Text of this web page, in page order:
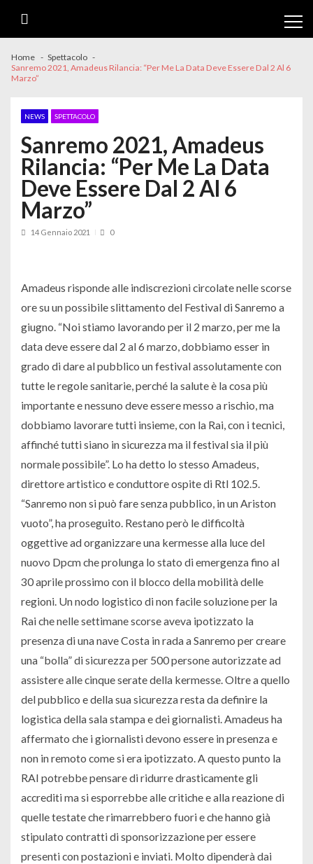
Home
Spettacolo
Sanremo 2021, Amadeus Rilancia: “Per Me La Data Deve Essere Dal 2 Al 6
Marzo”
NEWS SPETTACOLO
Sanremo 2021, Amadeus
Rilancia: “Per Me La Data
Deve Essere Dal 2 Al 6
Marzo”
14 Gennaio 2021 0
Amadeus risponde alle indiscrezioni circolate nelle scorse
ore su un possibile slittamento del Festival di Sanremo a
giugno. “Noi stiamo lavorando per il 2 marzo, per me la
data deve essere dal 2 al 6 marzo, dobbiamo esser in
grado di dare al pubblico un festival assolutamente con
tutte le regole sanitarie, perché la salute è la cosa più
importante e nessuno deve essere messo a rischio, ma
dobbiamo lavorare tutti insieme, con la Rai, con i tecnici,
affinché tutti siano in sicurezza ma il festival sia il più
normale possibile”. Lo ha detto lo stesso Amadeus,
direttore artistico e conduttore ospite di Rtl 102.5.
“Sanremo non si può fare senza pubblico, in un Ariston
vuoto”, ha proseguito. Restano però le difficoltà
oggettive ad organizzare una kermesse alla luce del
nuovo Dpcm che prolunga lo stato di emergenza fino al
30 aprile prossimo con il blocco della mobilità delle
regioni. Un nodo logistico di non facile soluzione per la
Rai che nelle settimane scorse aveva ipotizzato la
presenza di una nave Costa in rada a Sanremo per creare
una “bolla” di sicurezza per 500 persone autorizzate ad
assistere alle cinque serate della kermesse. Oltre a quello
del pubblico e della sua sicurezza resta da definire la
logistica della sala stampa e dei giornalisti. Amadeus ha
affermato che i giornalisti devono essere in presenza e
non in remoto come si era ipotizzato. A questo punto la
RAI potrebbe pensare di ridurre drasticamente gli
accrediti ma si esporrebbe alle critiche e alla reazione di
quelle testate che rimarrebbero fuori e che hanno già
stipulato contratti di sponsorizzazione per essere
presenti con postazioni e inviati. Molto dipenderà dai